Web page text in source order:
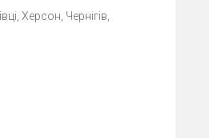
Херсон, Чернігів,